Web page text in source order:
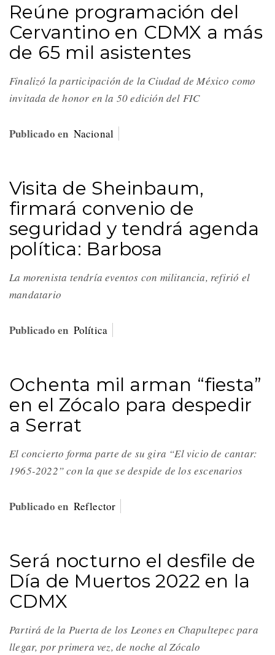
Reúne programación del
Cervantino en CDMX a más
de 65 mil asistentes
Finalizó la participación de la Ciudad de México como
invitada de honor en la 50 edición del FIC
Publicado en Nacional
Visita de Sheinbaum,
firmará convenio de
seguridad y tendrá agenda
política: Barbosa
La morenista tendría eventos con militancia, refirió el
mandatario
Publicado en Política
Ochenta mil arman “fiesta”
en el Zócalo para despedir
a Serrat
El concierto forma parte de su gira “El vicio de cantar:
1965-2022” con la que se despide de los escenarios
Publicado en Reflector
Será nocturno el desfile de
Día de Muertos 2022 en la
CDMX
Partirá de la Puerta de los Leones en Chapultepec para
llegar, por primera vez, de noche al Zócalo